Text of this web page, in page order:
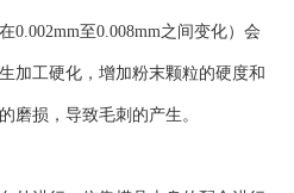
0.002mm至0.008mm之间变化）会
加工硬化，增加粉末颗粒的硬度和
磨损，导致毛刺的产生。